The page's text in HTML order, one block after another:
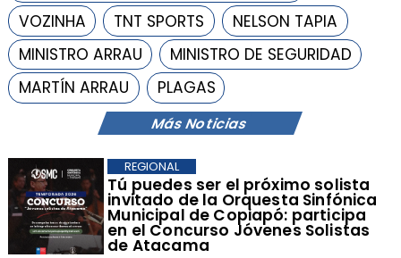
Más Noticias
Tú puedes ser el próximo solista
invitado de la Orquesta Sinfónica
Municipal de Copiapó: participa
en el Concurso Jóvenes Solistas
de Atacama
REGIONAL
VOZINHA
TNT SPORTS
NELSON TAPIA
MINISTRO ARRAU
MINISTRO DE SEGURIDAD
MARTÍN ARRAU
PLAGAS